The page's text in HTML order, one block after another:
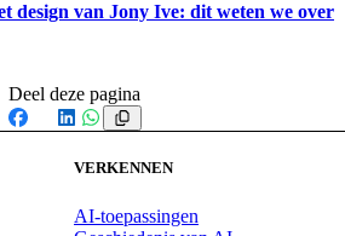
design van Jony Ive: dit weten we over
Deel deze pagina
Facebook
X LinkedIn
WhatsApp
VERKENNEN
AI-toepassingen